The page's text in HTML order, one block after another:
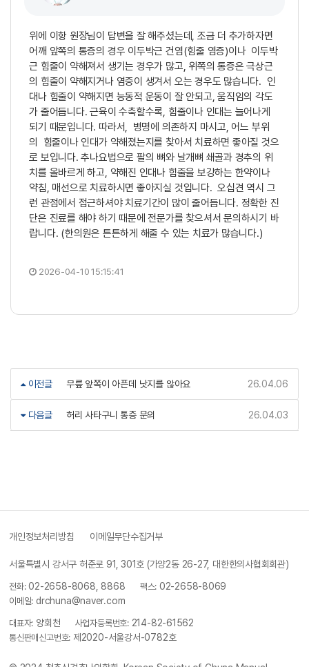
위에 이항 원장님이 답변을 잘 해주셨는데, 조금 더 추가하자면
어깨 앞쪽의 통증의 경우 이두박근 건염(힘줄 염증)이나 이두박
근 힘줄이 약해져서 생기는 경우가 많고, 위쪽의 통증은 극상근
의 힘줄이 약해지거나 염증이 생겨서 오는 경우도 많습니다. 인
대나 힘줄이 약해지면 능동적 운동이 잘 안되고, 움직임의 각도
가 줄어듭니다. 근육이 수축할수록, 힘줄이나 인대는 늘어나게
되기 때문입니다. 따라서, 병명에 의존하지 마시고, 어느 부위
의 힘줄이나 인대가 약해졌는지를 찾아서 치료하면 좋아질 것으
로 보입니다. 추나요법으로 팔의 뼈와 날개뼈 쇄골과 경추의 위
치를 올바르게 하고, 약해진 인대나 힘줄을 보강하는 한약이나
약침, 매선으로 치료하시면 좋아지실 것입니다. 오십견 역시 그
런 관점에서 접근하셔야 치료기간이 많이 줄어듭니다. 정확한 진
단은 진료를 해야 하기 때문에 전문가를 찾으셔서 문의하시기 바
랍니다. (한의원은 튼튼하게 해줄 수 있는 치료가 많습니다.)
2026-04-10 15:15:41
이전글 무릎 앞쪽이 아픈데 낫지를 않아요 26.04.06
다음글 허리 사타구니 통증 문의 26.04.03
개인정보처리방침 이메일무단수집거부
서울특별시 강서구 허준로 91, 301호 (가양2동 26-27, 대한한의사협회회관)
전화: 02-2658-8068, 8868 팩스: 02-2658-8069
이메일: drchuna@naver.com
대표자: 양회천 사업자등록번호:214-82-61562
통신판매신고번호: 제2020-서울강서-0782호